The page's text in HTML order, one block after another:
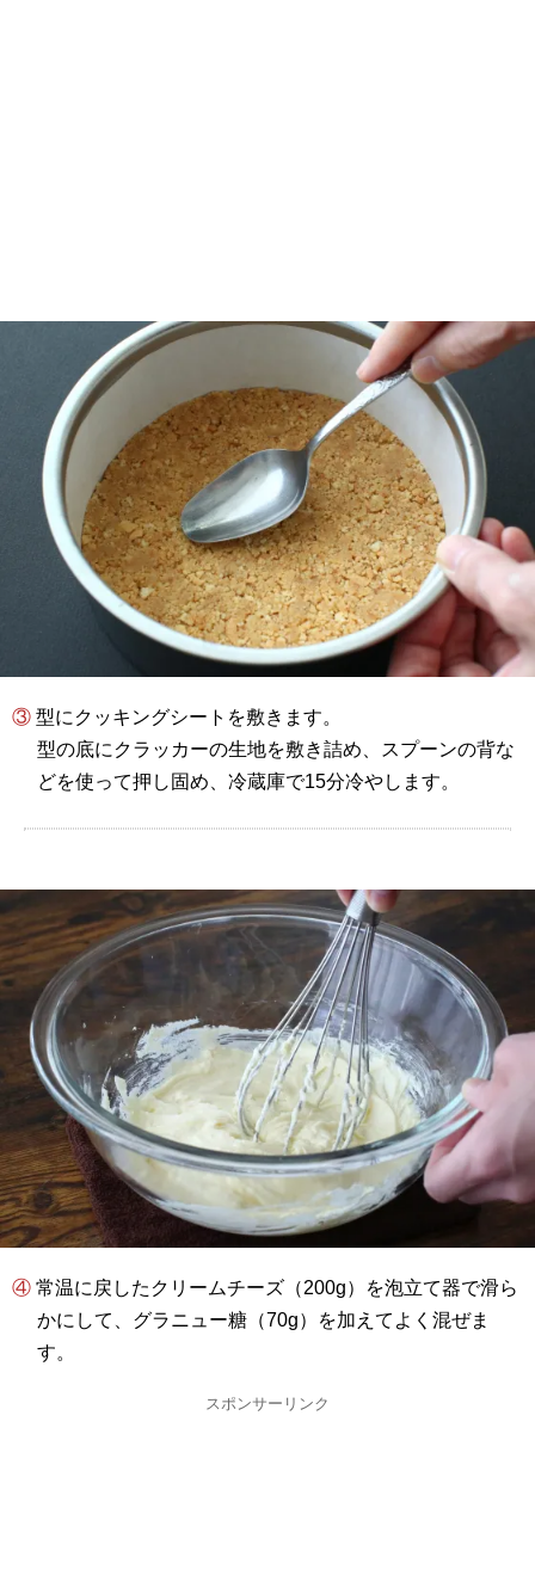
③ 型にクッキングシートを敷きます。
型の底にクラッカーの生地を敷き詰め、スプーンの背な
どを使って押し固め、冷蔵庫で15分冷やします。
④ 常温に戻したクリームチーズ（200g）を泡立て器で滑ら
かにして、グラニュー糖（70g）を加えてよく混ぜま
す。
スポンサーリンク